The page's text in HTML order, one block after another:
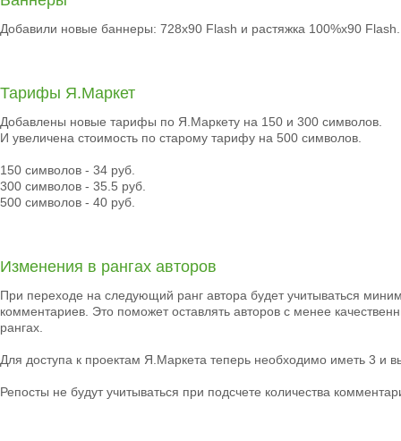
Добавили новые баннеры: 728x90 Flash и растяжка 100%x90 Flash.
Тарифы Я.Маркет
Добавлены новые тарифы по Я.Маркету на 150 и 300 символов.
И увеличена стоимость по старому тарифу на 500 символов.
150 символов - 34 руб.
300 символов - 35.5 руб.
500 символов - 40 руб.
Изменения в рангах авторов
При переходе на следующий ранг автора будет учитываться
комментариев. Это поможет оставлять авторов с менее
рангах.
Для доступа к проектам Я.Маркета теперь необходимо иметь 3 и
Репосты не будут учитываться при подсчете количества